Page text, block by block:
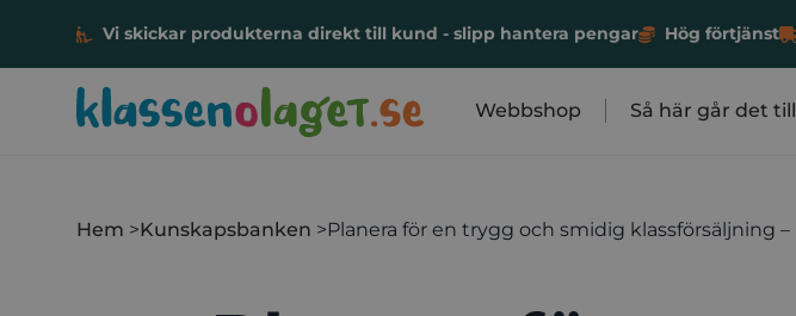
Vi skickar produkterna direkt till kund - slipp hantera pengar Hög förtjänst
Klassen och laget Webbshop Så här går det till
Hem Kunskapsbanken Planera för en trygg och smidig klassförsäljning